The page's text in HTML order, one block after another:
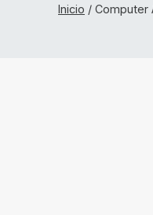
Inicio / Computer